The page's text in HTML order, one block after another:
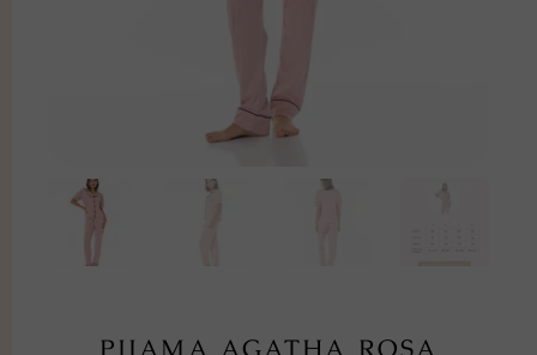
PIJAMA AGATHA ROSA